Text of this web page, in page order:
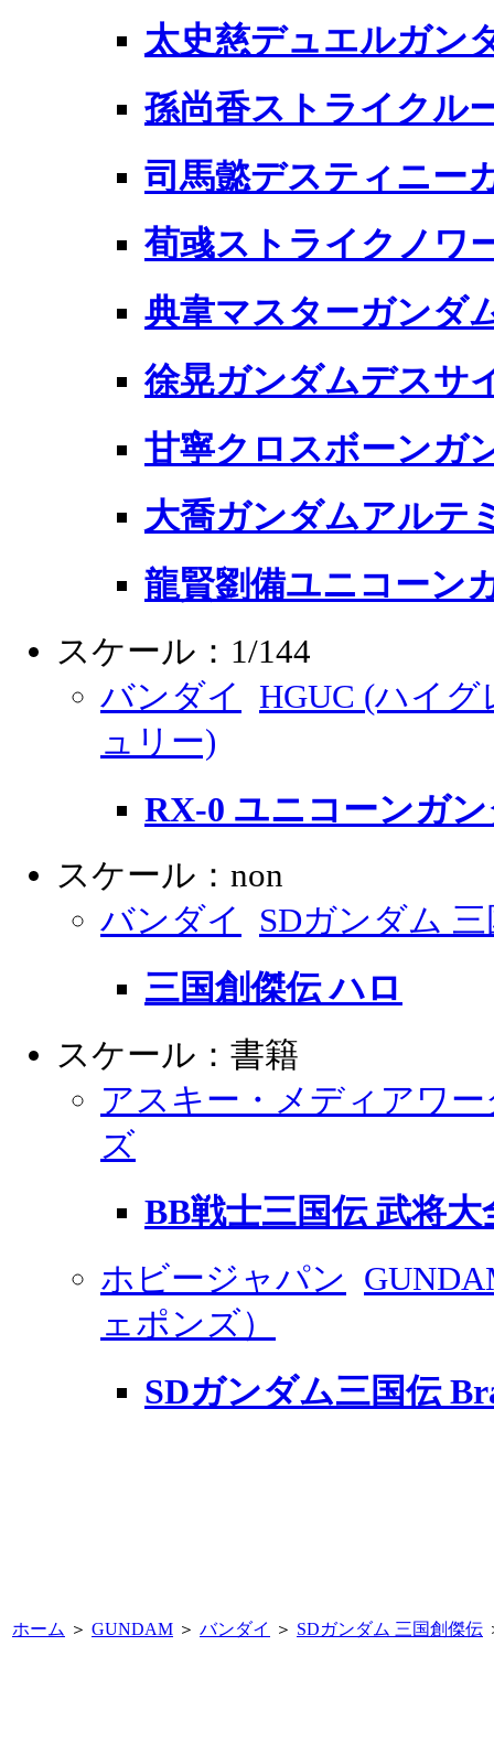
太史慈デュエルガン
孫尚香ストライクル
司馬懿デスティニー
荀彧ストライクノワ
典韋マスターガンダ
徐晃ガンダムデスサ
甘寧クロスボーンガ
大喬ガンダムアルテ
龍賢劉備ユニコーン
スケール：1/144
バンダイ
HGUC (ハイ
ュリー)
RX-0 ユニコーンガ
スケール：non
バンダイ
SDガンダム
三国創傑伝 ハロ
スケール：書籍
アスキー・メディアワ
ズ
BB戦士三国伝 武将大
ホビージャパン
ェポンズ）
SDガンダム三国伝
ホーム ＞ GUNDAM ＞ バンダイ ＞ SDガンダム 三国創傑伝